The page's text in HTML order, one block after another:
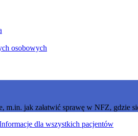
osobowych
m.in. jak załatwić sprawę w NFZ, gdzie
dla wszystkich pacjentów